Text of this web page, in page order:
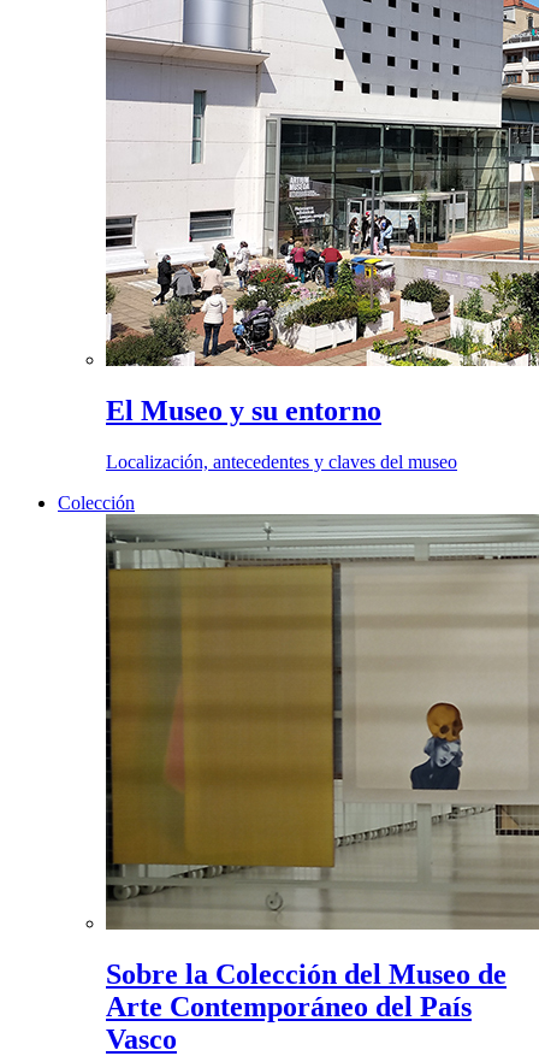
El Museo y su entorno
Localización, antecedentes y claves del museo
Colección
Sobre la Colección del Museo de
Arte Contemporáneo del País
Vasco